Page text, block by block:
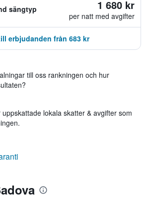
sängtyp 1 680 kr
per natt med avgifter
erbjudanden från 683 kr
till oss rankningen och hur
lokala skatter & avgifter som